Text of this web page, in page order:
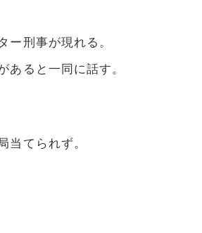
刑事が現れる。
ると一同に話す。
てられず。